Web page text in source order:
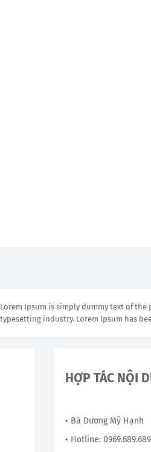
Lorem Ipsum is simply dummy text of the
typesetting industry. Lorem Ipsum has
HỢP TÁC NỘI
• Bà Dương Mỹ Hạnh
• Hotline: 0969.689.689